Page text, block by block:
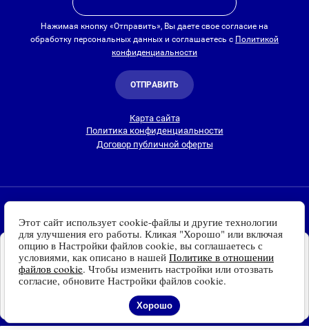
Установите наш сайт на
Ваше устройство
Доступно для устройств
на платформе Android
Установить
Нажимая кнопку «Отправить», Вы даете свое согласие на
обработку персональных данных и соглашаетесь с Политикой
конфиденциальности
ОТПРАВИТЬ
Карта сайта
Политика конфиденциальности
Договор публичной оферты
Люстры, светильники и другие приборы освещения для
дома и улицы с доставкойпо всей России. Все права
защищены.
Информация о технических характеристиках, стране изготовления, внешнем
виде и цвете товаровносит справочный
и основывается на последних доступных к моменту публикации
сведениях
Этот сайт использует cookie-файлы и другие технологии
для улучшения его работы. Кликая "Хорошо" или включая
опцию в Настройки файлов cookie, вы соглашаетесь с
условиями, как описано в нашей Политике в отношении
файлов cookie. Чтобы изменить настройки или отозвать
согласие, обновите Настройки файлов cookie.
Хорошо